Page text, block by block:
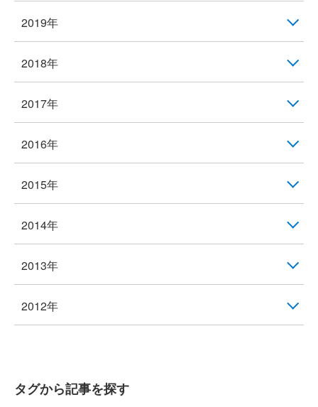
2019年
2018年
2017年
2016年
2015年
2014年
2013年
2012年
タグから記事を探す